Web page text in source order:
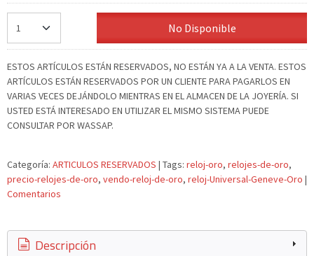
No Disponible
ESTOS ARTÍCULOS ESTÁN RESERVADOS, NO ESTÁN YA A LA VENTA. ESTOS
ARTÍCULOS ESTÁN RESERVADOS POR UN CLIENTE PARA PAGARLOS EN
VARIAS VECES DEJÁNDOLO MIENTRAS EN EL ALMACEN DE LA JOYERÍA. SI
USTED ESTÁ INTERESADO EN UTILIZAR EL MISMO SISTEMA PUEDE
CONSULTAR POR WASSAP.
Categoría: ARTICULOS RESERVADOS | Tags: reloj-oro relojes-de-oro
precio-relojes-de-oro vendo-reloj-de-oro reloj-Universal-Geneve-Oro |
Comentarios
Descripción